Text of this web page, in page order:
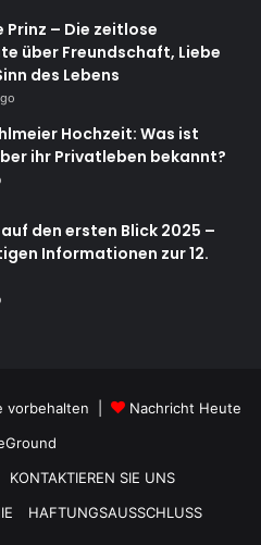
Prinz – Die zeitlose
über Freundschaft, Liebe
des Lebens
Hochzeit: Was ist
ihr Privatleben bekannt?
den ersten Blick 2025 –
Informationen zur 12.
vorbehalten |
Nachricht Heute
KONTAKTIEREN SIE UNS
HAFTUNGSAUSSCHLUSS